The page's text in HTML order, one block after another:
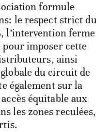
formule
le respect strict du
l’intervention ferme
imposer cette
ainsi
du circuit de
également sur la
équitable aux
les zones reculées,